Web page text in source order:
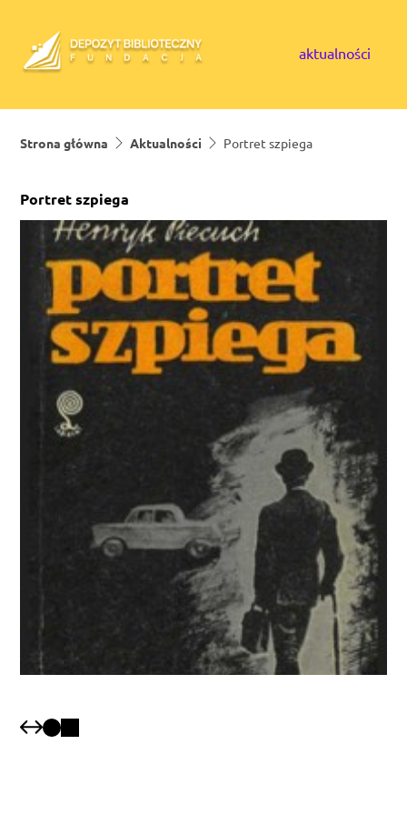
aktualności
Strona główna Aktualności Portret szpiega
Portret szpiega